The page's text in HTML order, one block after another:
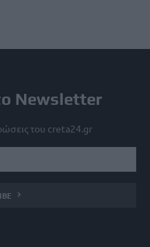
Newsletter
του creta24.gr